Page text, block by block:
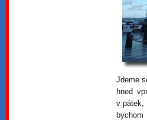
Jdeme
hned
v pátek,